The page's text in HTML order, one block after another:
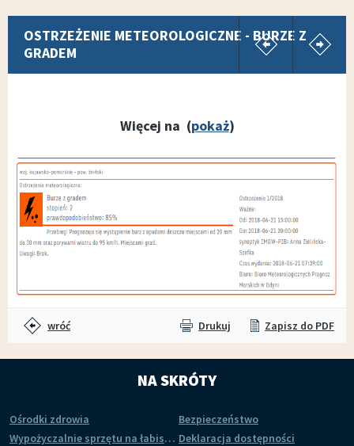
OSTRZEŻENIE METEOROLOGICZNE - BURZE Z
GRADEM
Więcej na (pokaż)
wróć Drukuj Zapisz do PDF
NA SKRÓTY
Ośrodki zdrowia
Bezpieczeństwo
Wypożyczalnie sprzętu na łabiszyńskiej wyspie Deklaracja dostępności